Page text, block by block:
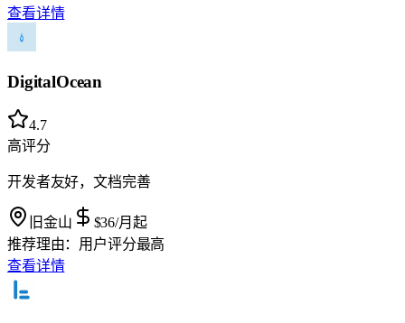
查看详情
DigitalOcean
4.7
高评分
开发者友好，文档完善
旧金山 $36/月起
推荐理由： 用户评分最高
查看详情